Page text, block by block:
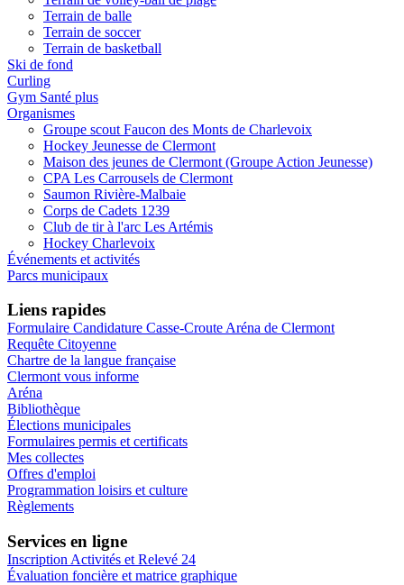
Terrain de balle
Terrain de soccer
Terrain de basketball
Ski de fond
Curling
Gym Santé plus
Organismes
Groupe scout Faucon des Monts de Charlevoix
Hockey Jeunesse de Clermont
Maison des jeunes de Clermont (Groupe Action Jeunesse)
CPA Les Carrousels de Clermont
Saumon Rivière-Malbaie
Corps de Cadets 1239
Club de tir à l'arc Les Artémis
Hockey Charlevoix
Événements et activités
Parcs municipaux
Liens rapides
Formulaire Candidature Casse-Croute Aréna de Clermont
Requête Citoyenne
Chartre de la langue française
Clermont vous informe
Aréna
Bibliothèque
Élections municipales
Formulaires permis et certificats
Mes collectes
Offres d'emploi
Programmation loisirs et culture
Règlements
Services en ligne
Inscription Activités et Relevé 24
Évaluation foncière et matrice graphique